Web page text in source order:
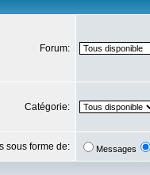
Forum:
Catégorie:
sous forme de: Messages